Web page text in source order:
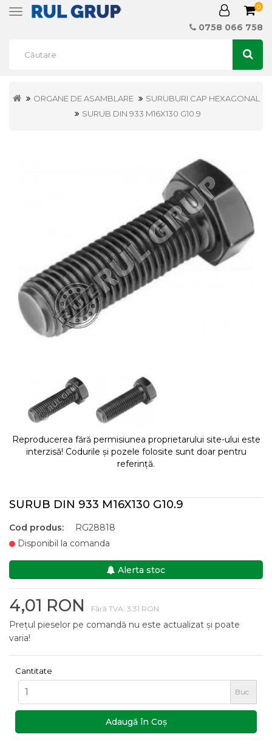
Toggle
0
0758 066 758
ORGANE DE ASAMBLARE
SURUBURI CAP HEXAGONAL
SURUB DIN 933 M16X130 G10.9
Reproducerea fără permisiunea proprietarului site-ului este
interzisă! Codurile și pozele folosite sunt doar pentru
referință.
SURUB DIN 933 M16X130 G10.9
Cod produs:
RG28818
Disponibil la comanda
Alerta stoc
4,01 RON Fără TVA: 3,31 RON
Prețul pieselor pe comandă nu este actualizat și poate
varia!
Cantitate
Buc
Adaugă în Coş